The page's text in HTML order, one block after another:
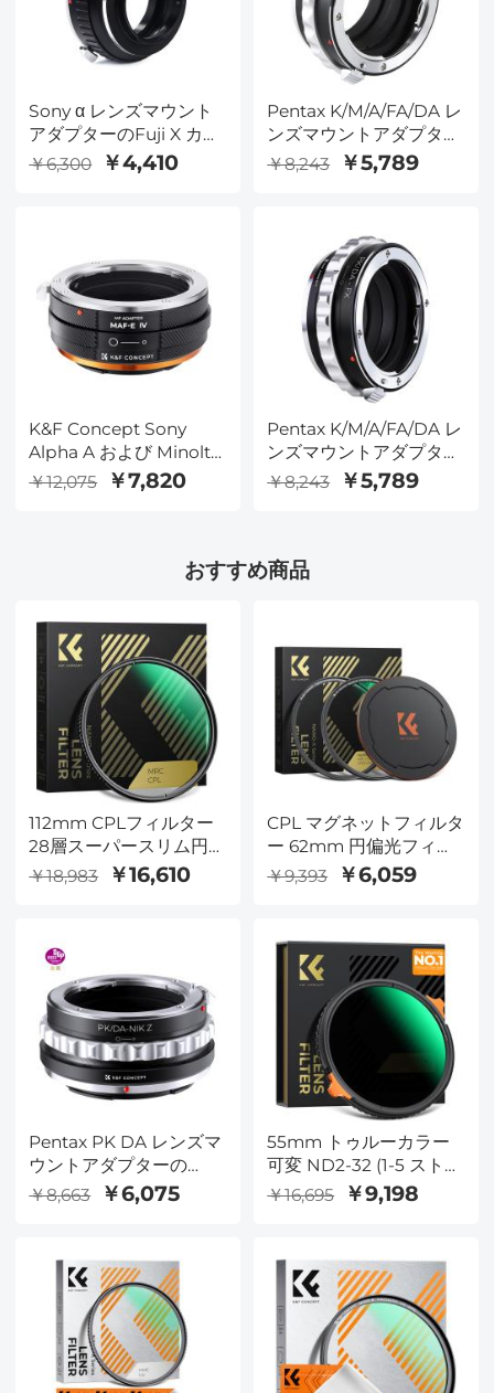
Sony α レンズマウント
アダプターのFuji X カメ
ラ A-FX
￥6,300 ￥4,410
Pentax K/M/A/FA/DA レ
ンズマウントアダプター
の Sony E カメラ
￥8,243 ￥5,789
K&F Concept Sony
Alpha A および Minolta
AF レンズマウント -
Sony E カメラボディア
￥12,075 ￥7,820
Pentax K/M/A/FA/DA レ
ンズマウントアダプター
の Fuji X カメラ
￥8,243 ￥5,789
おすすめ商品
112mm CPLフィルター
28層スーパースリム円偏
光フィルター マルチコ
f2.8Sレンズ専用フィル
ター）
￥18,983 ￥16,610
CPL マグネットフィルタ
ー 62mm 円偏光フィル
ター マグネットフィル
超薄型CPLフィルター ナ
ノXシリーズ
￥9,393 ￥6,059
Pentax PK DA レンズマ
ウントアダプターの
Nikon Z カメラ
￥8,663 ￥6,075
55mm トゥルーカラー
可変 ND2-32 (1-5 ストッ
プ) と CPL 円偏光レンズ
フィルター 2 in 1 カメラ
ルター Nano-X シリーズ
￥16,695 ￥9,198